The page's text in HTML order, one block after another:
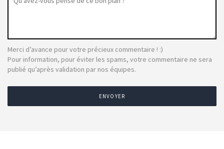
Merci d’avance pour votre précieux commentaire ! :)
Pour information, pour éviter les spams, votre commentaire ne sera
publié qu’après validation par nos équipes.
ENVOYER